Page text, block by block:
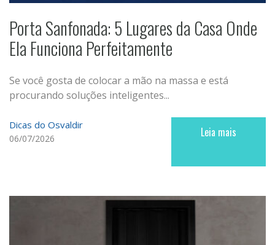
Porta Sanfonada: 5 Lugares da Casa Onde
Ela Funciona Perfeitamente
Se você gosta de colocar a mão na massa e está
procurando soluções inteligentes...
Dicas do Osvaldir
06/07/2026 Leia mais